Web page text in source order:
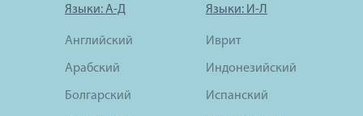
Языки: А-Д
Английский
Арабский
Болгарский
Языки: И-Л
Иврит
Индонезийский
Испанский